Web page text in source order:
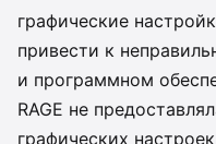
графические
привести к
и программном
RAGE не
графических